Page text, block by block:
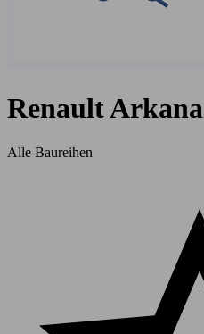
Renault Arkana
Alle Baureihen